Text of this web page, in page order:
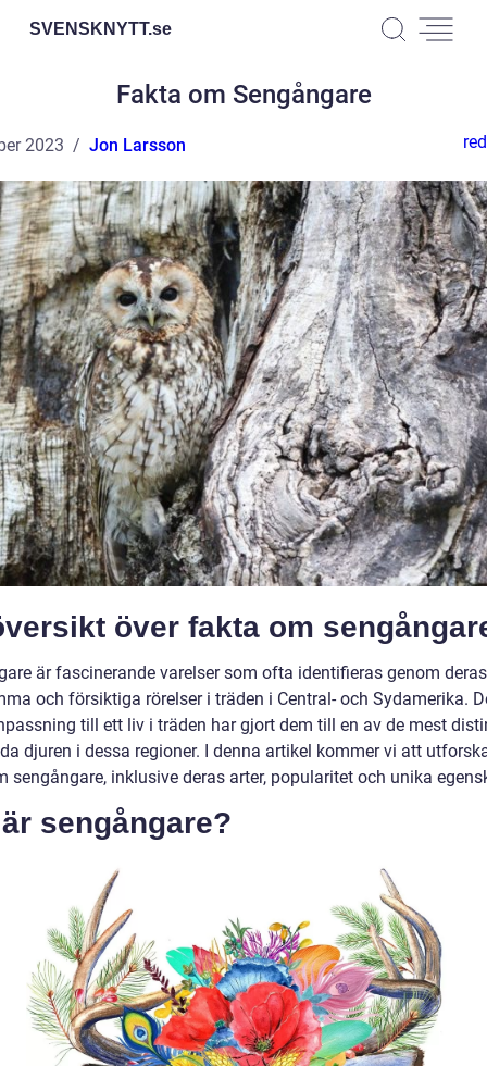
SVENSKNYTT.se
Fakta om Sengångare
2023 Jon Larsson
över fakta om
är fascinerande varelser som ofta identifieras genom deras
och försiktiga rörelser i träden i Central- och Sydamerika.
till ett liv i träden har gjort dem till en av de mest
djuren i dessa regioner. I denna artikel kommer vi att
sengångare, inklusive deras arter, popularitet och unika
sengångare?